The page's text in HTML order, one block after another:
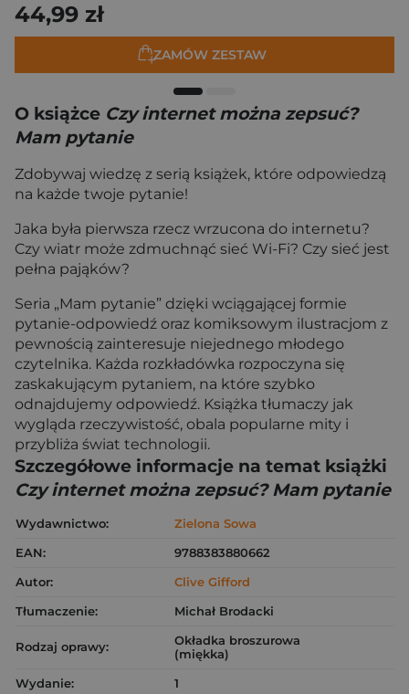
44,99 zł
ZAMÓW ZESTAW
O książce Czy internet można zepsuć?
Mam pytanie
Zdobywaj wiedzę z serią książek, które odpowiedzą
na każde twoje pytanie!
Jaka była pierwsza rzecz wrzucona do internetu?
Czy wiatr może zdmuchnąć sieć Wi-Fi? Czy sieć jest
pełna pająków?
Seria „Mam pytanie” dzięki wciągającej formie
pytanie-odpowiedź oraz komiksowym ilustracjom z
pewnością zainteresuje niejednego młodego
czytelnika. Każda rozkładówka rozpoczyna się
zaskakującym pytaniem, na które szybko
odnajdujemy odpowiedź. Książka tłumaczy jak
wygląda rzeczywistość, obala popularne mity i
przybliża świat technologii.
Szczegółowe informacje na temat książki
Czy internet można zepsuć? Mam pytanie
Wydawnictwo:
Zielona Sowa
EAN:
9788383880662
Autor:
Clive Gifford
Tłumaczenie:
Michał Brodacki
Rodzaj oprawy:
Okładka broszurowa
(miękka)
Wydanie:
1